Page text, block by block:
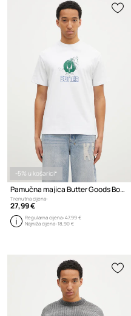
-5% u košarici*
Pamučna majica Butter Goods Bomb Tee
Trenutna cijena:
27,99 €
Regularna cijena:47,99 €
Najniža cijena:18,90 €